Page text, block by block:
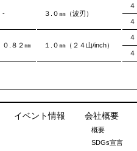
- ３.０㎜（波刃）
０.８２㎜ １.０㎜（２４山/inch）
イベント情報 会社概要
概要
SDGs宣言